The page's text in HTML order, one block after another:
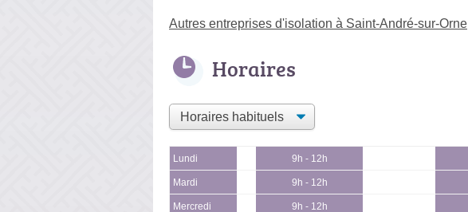
Autres entreprises d'isolation à Saint-André-sur-Orne
Horaires
Lundi 9h - 12h
Mardi 9h - 12h
Mercredi 9h - 12h